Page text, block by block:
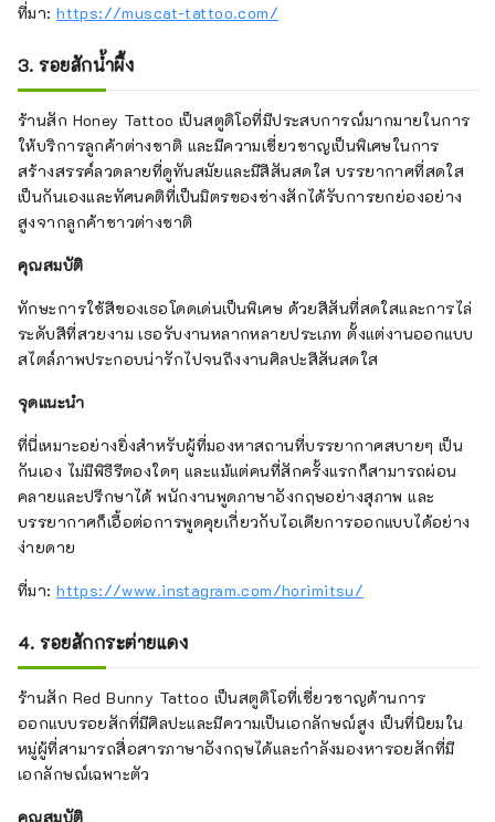
ที่มา:https://muscat-tattoo.com/
3. รอยสักน้ำผึ้ง
ร้านสัก Honey Tattoo เป็นสตูดิโอที่มีประสบการณ์มากมายในการ
ให้บริการลูกค้าต่างชาติ และมีความเชี่ยวชาญเป็นพิเศษในการ
สร้างสรรค์ลวดลายที่ดูทันสมัยและมีสีสันสดใส บรรยากาศที่สดใส
เป็นกันเองและทัศนคติที่เป็นมิตรของช่างสักได้รับการยกย่องอย่าง
สูงจากลูกค้าชาวต่างชาติ
คุณสมบัติ
ทักษะการใช้สีของเธอโดดเด่นเป็นพิเศษ ด้วยสีสันที่สดใสและการไล่
ระดับสีที่สวยงาม เธอรับงานหลากหลายประเภท ตั้งแต่งานออกแบบ
สไตล์ภาพประกอบน่ารักไปจนถึงงานศิลปะสีสันสดใส
จุดแนะนำ
ที่นี่เหมาะอย่างยิ่งสำหรับผู้ที่มองหาสถานที่บรรยากาศสบายๆ เป็น
กันเอง ไม่มีพิธีรีตองใดๆ และแม้แต่คนที่สักครั้งแรกก็สามารถผ่อน
คลายและปรึกษาได้ พนักงานพูดภาษาอังกฤษอย่างสุภาพ และ
บรรยากาศก็เอื้อต่อการพูดคุยเกี่ยวกับไอเดียการออกแบบได้อย่าง
ง่ายดาย
ที่มา:https://www.instagram.com/horimitsu/
4. รอยสักกระต่ายแดง
ร้านสัก Red Bunny Tattoo เป็นสตูดิโอที่เชี่ยวชาญด้านการ
ออกแบบรอยสักที่มีศิลปะและมีความเป็นเอกลักษณ์สูง เป็นที่นิยมใน
หมู่ผู้ที่สามารถสื่อสารภาษาอังกฤษได้และกำลังมองหารอยสักที่มี
เอกลักษณ์เฉพาะตัว
คุณสมบัติ